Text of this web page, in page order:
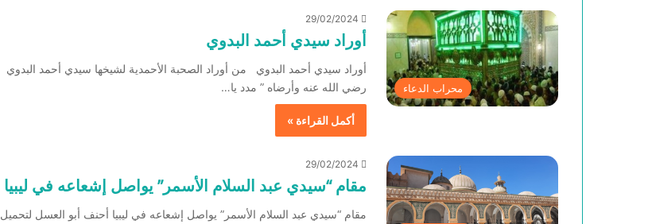
محراب الدعاء
29/02/2024
أوراد سيدي أحمد البدوي
أوراد سيدي أحمد البدوي من أوراد الصحبة الأحمدية لشيخها سيدي أحمد البدوي
رضي الله عنه وأرضاه ” مدد يا…
أكمل القراءة »
29/02/2024
مقام “سيدي عبد السلام الأسمر” يواصل إشعاعه في ليبيا
مقام “سيدي عبد السلام الأسمر” يواصل إشعاعه في ليبيا أحنف أبو العسل لتحميل